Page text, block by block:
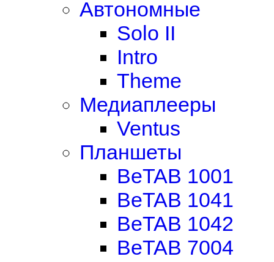
Автономные
Solo II
Intro
Theme
Медиаплееры
Ventus
Планшеты
BeTAB 1001
BeTAB 1041
BeTAB 1042
BeTAB 7004